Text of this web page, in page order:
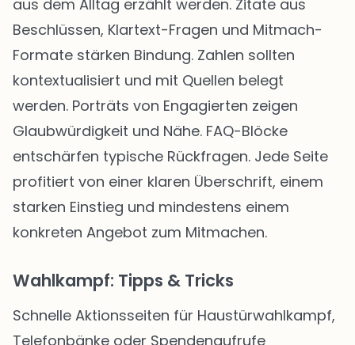
aus dem Alltag erzählt werden. Zitate aus
Beschlüssen, Klartext-Fragen und Mitmach-
Formate stärken Bindung. Zahlen sollten
kontextualisiert und mit Quellen belegt
werden. Porträts von Engagierten zeigen
Glaubwürdigkeit und Nähe. FAQ-Blöcke
entschärfen typische Rückfragen. Jede Seite
profitiert von einer klaren Überschrift, einem
starken Einstieg und mindestens einem
konkreten Angebot zum Mitmachen.
Wahlkampf: Tipps & Tricks
Schnelle Aktionsseiten für Haustürwahlkampf,
Telefonbänke oder Spendenaufrufe